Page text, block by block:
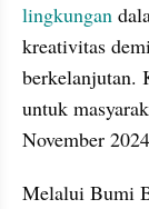
lingkungan
kreativitas
berkelanjutan.
untuk
November
Melalui Bumi